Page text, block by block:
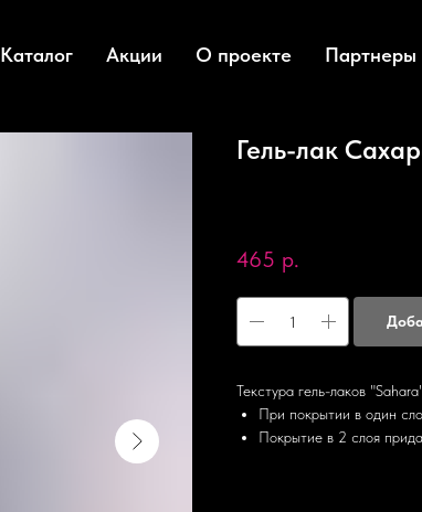
Каталог Акции О проекте Партнеры
Гель-лак
465 р.
Текстура гель-лаков
При покрытии в один
Покрытие в 2 слоя